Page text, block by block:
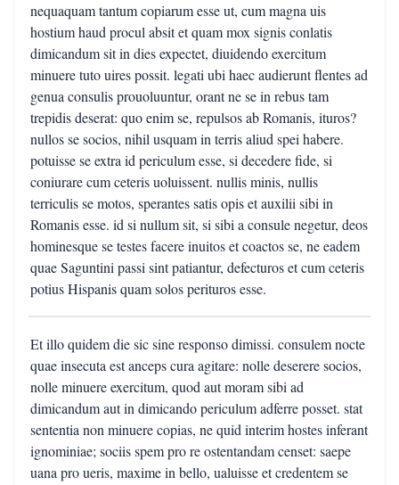
nequaquam tantum copiarum esse ut, cum magna uis
hostium haud procul absit et quam mox signis conlatis
dimicandum sit in dies expectet, diuidendo exercitum
minuere tuto uires possit. legati ubi haec audierunt flentes ad
genua consulis prouoluuntur, orant ne se in rebus tam
trepidis deserat: quo enim se, repulsos ab Romanis, ituros?
nullos se socios, nihil usquam in terris aliud spei habere.
potuisse se extra id periculum esse, si decedere fide, si
coniurare cum ceteris uoluissent. nullis minis, nullis
terriculis se motos, sperantes satis opis et auxilii sibi in
Romanis esse. id si nullum sit, si sibi a consule negetur, deos
hominesque se testes facere inuitos et coactos se, ne eadem
quae Saguntini passi sint patiantur, defecturos et cum ceteris
potius Hispanis quam solos perituros esse.
Et illo quidem die sic sine responso dimissi. consulem nocte
quae insecuta est anceps cura agitare: nolle deserere socios,
nolle minuere exercitum, quod aut moram sibi ad
dimicandum aut in dimicando periculum adferre posset. stat
sententia non minuere copias, ne quid interim hostes inferant
ignominiae; sociis spem pro re ostentandam censet: saepe
uana pro ueris, maxime in bello, ualuisse et credentem se